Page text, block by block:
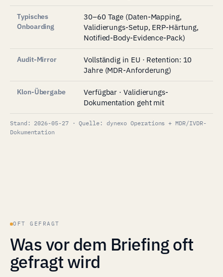
Stand: 2026-05-27 · Quelle: dynexo Operations + MDR/IVDR-
Dokumentation
Typisches
Onboarding
30–60 Tage (Daten-Mapping,
Validierungs-Setup, ERP-Härtung,
Notified-Body-Evidence-Pack)
Audit-Mirror
Vollständig in EU · Retention: 10
Jahre (MDR-Anforderung)
Klon-Übergabe
Verfügbar · Validierungs-
Dokumentation geht mit
OFT GEFRAGT
Was vor dem Briefing oft
gefragt wird